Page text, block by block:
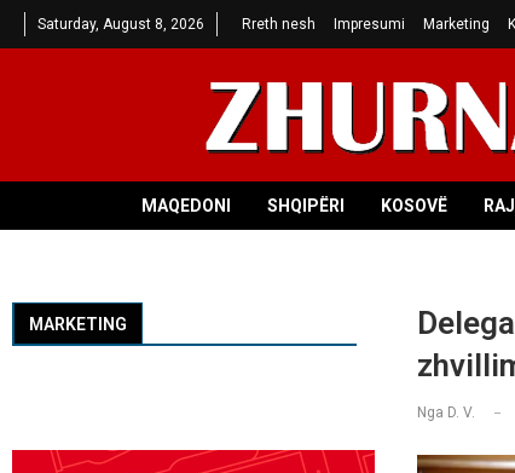
Saturday, August 8, 2026 Rreth nesh Impresumi Marketing
MAQEDONI SHQIPËRI KOSOVË
Nga D. V.
MARKETING